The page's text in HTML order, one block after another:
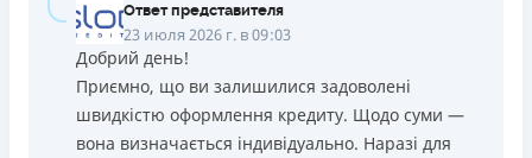
Ответ представителя
23 июля 2026 г. в 09:03
Добрий день!
Приємно, що ви залишилися задоволені
швидкістю оформлення кредиту. Щодо суми —
вона визначається індивідуально. Наразі для